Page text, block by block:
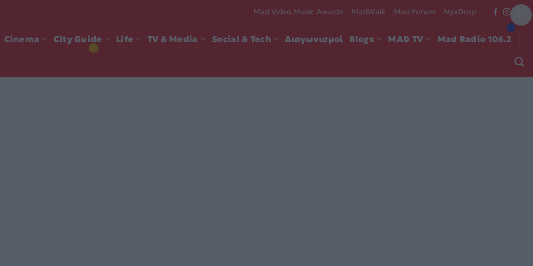
Mad Video Music Awards MadWalk Mad Forum NyxDrop
Cinema City Guide Life TV & Media Social & Tech Διαγωνισμοί Blogs MAD TV Mad Radio 106.2